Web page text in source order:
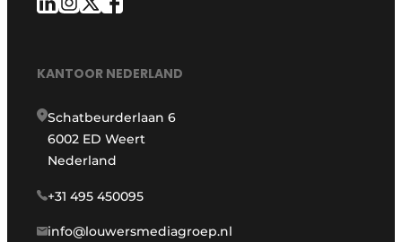
KANTOOR NEDERLAND
Schatbeurderlaan 6
6002 ED Weert
Nederland
+31 495 450095
info@louwersmediagroep.nl